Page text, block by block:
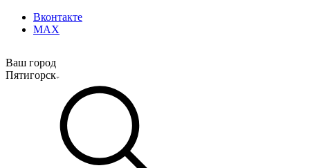
Вконтакте
MAX
Ваш город
Пятигорск